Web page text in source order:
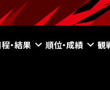
・結果 順位・成績 観